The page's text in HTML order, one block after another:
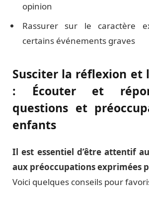
opinion
Rassurer sur le caractère
certains événements graves
Susciter la réflexion et
: Écouter et
questions et
enfants
Il est essentiel d’être attentif
aux préoccupations exprimées
Voici quelques conseils pour